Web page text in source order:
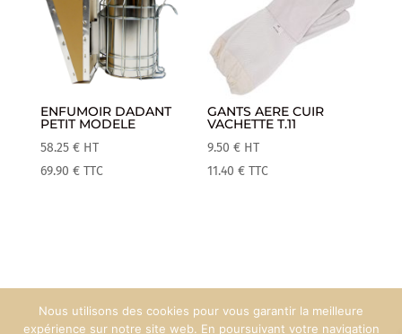
ENFUMOIR DADANT
PETIT MODELE
58.25 € HT
69.90 € TTC
GANTS AERE CUIR
VACHETTE T.11
9.50€ HT
11.40€ TTC
Mentions Légales Espace Pro
Nous utilisons des cookies pour vous garantir la meilleure
expérience sur notre site web. En poursuivant votre navigation